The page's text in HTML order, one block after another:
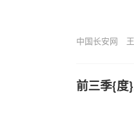
中国长安网
前三季{度